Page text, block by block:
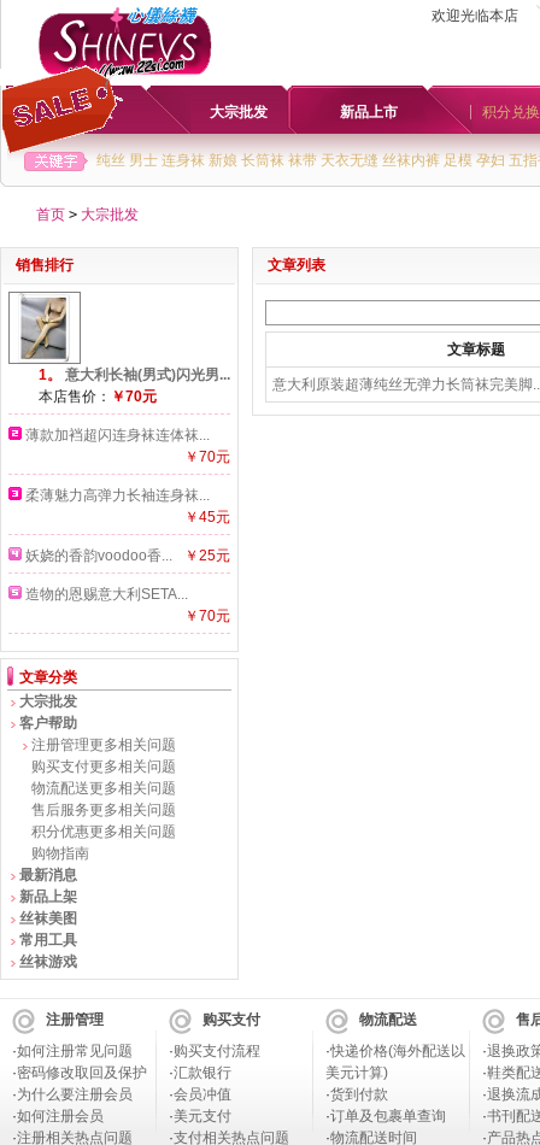
欢迎光临本店
首页 大宗批发 新品上市 积分兑换
纯丝 男士 连身袜 新娘 长筒袜 袜带 天衣无缝 丝袜内裤 足模 孕妇 五
首页 > 大宗批发
销售排行
1。
意大利长袖(男式)闪光男...
本店售价： ￥70元
薄款加裆超闪连身袜连体袜...
￥70元
柔薄魅力高弹力长袖连身袜...
￥45元
妖娆的香韵voodoo香... ￥25元
造物的恩赐意大利SETA...
￥70元
文章分类
大宗批发
客户帮助
注册管理更多相关问题
购买支付更多相关问题
物流配送更多相关问题
售后服务更多相关问题
积分优惠更多相关问题
购物指南
最新消息
新品上架
丝袜美图
常用工具
丝袜游戏
文章列表
文章标题
意大利原装超薄纯丝无弹力长筒袜完美脚
注册管理
·如何注册常见问题
·密码修改取回及保护
·为什么要注册会员
·如何注册会员
·注册相关热点问题
购买支付
·购买支付流程
·汇款银行
·会员冲值
·美元支付
·支付相关热点问题
物流配送
·快递价格(海外配送以
美元计算)
·货到付款
·订单及包裹单查询
·物流配送时间
售
·退换政
·鞋类配
·退换流
·书刊配
·产品热